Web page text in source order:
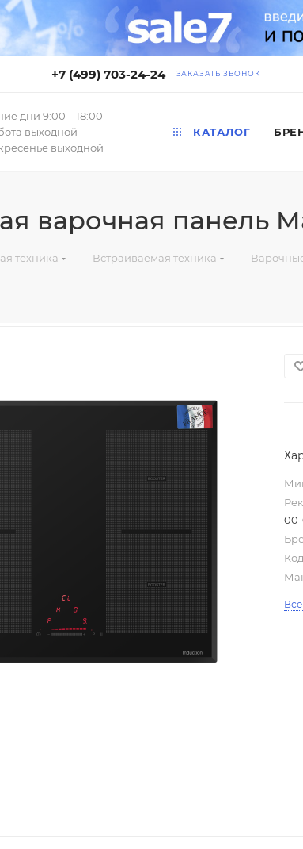
+7 (499) 703-24-24 ЗАКАЗАТЬ ЗВОНОК
дни 9:00 – 18:00
выходной
выходной
КАТАЛОГ
варочная панель
техника — Встраиваемая техника —
00-